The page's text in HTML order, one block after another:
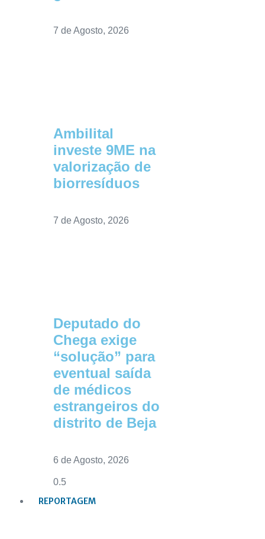
7 de Agosto, 2026
Ambilital
investe 9ME na
valorização de
biorresíduos
7 de Agosto, 2026
Deputado do
Chega exige
“solução” para
eventual saída
de médicos
estrangeiros do
distrito de Beja
6 de Agosto, 2026
REPORTAGEM